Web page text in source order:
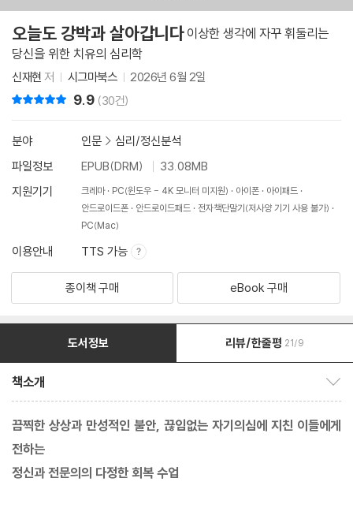
오늘도 강박과 살아갑니다 이상한 생각에 자꾸 휘둘리는
당신을 위한 치유의 심리학
신재현 저 시그마북스 2026년 6월 2일
9.9 (30건)
분야 인문 > 심리/정신분석
파일정보
EPUB(DRM)
33.08MB
지원기기
크레마 PC(윈도우 - 4K 모니터 미지원) 아이폰
아이패드
안드로이드폰
안드로이드패드
전자책단말기(저사양 기기 사용 불가)
PC(Mac)
이용안내 TTS 가능
종이책 구매 eBook 구매
도서정보 리뷰/한줄평 21/9
책소개
끔찍한 상상과 만성적인 불안, 끊임없는 자기의심에 지친 이들에게
전하는
정신과 전문의의 다정한 회복 수업